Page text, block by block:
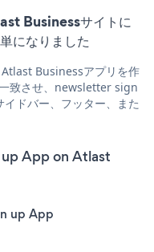
Businessサイトに
になりました
Businessアプリを作
致させ、newsletter sign
ドバー、フッター、また
App on Atlast
up App